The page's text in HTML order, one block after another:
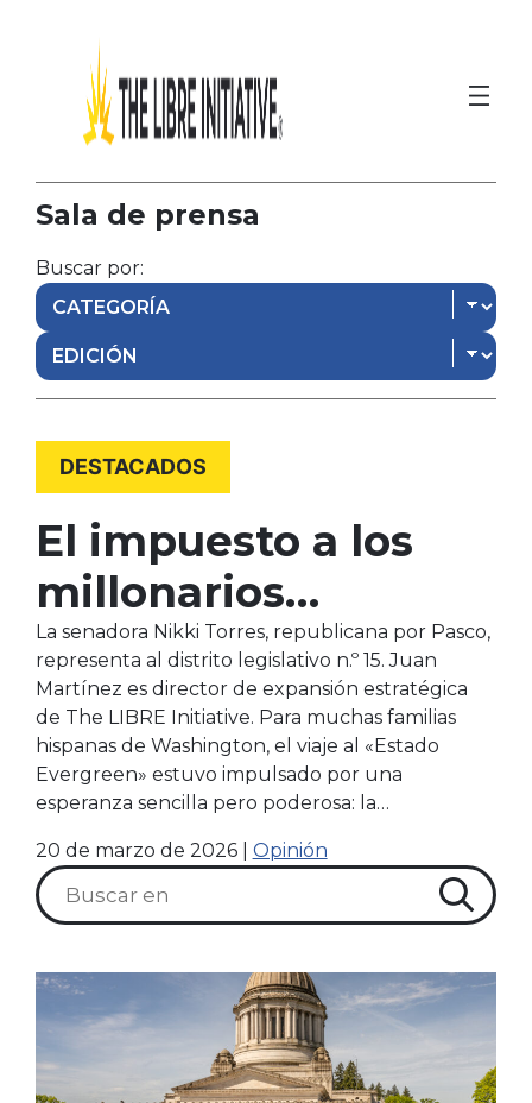
contenido
Sala de prensa
Buscar por:
DESTACADOS
El impuesto a los
millonarios
perjudicará a la
comunidad hispana
de Washington |
Opinión
La senadora Nikki Torres, republicana por Pasco,
representa al distrito legislativo n.º 15. Juan
Martínez es director de expansión estratégica
de The LIBRE Initiative. Para muchas familias
hispanas de Washington, el viaje al «Estado
Evergreen» estuvo impulsado por una
esperanza sencilla pero poderosa: la…
20 de marzo de 2026| Opinión